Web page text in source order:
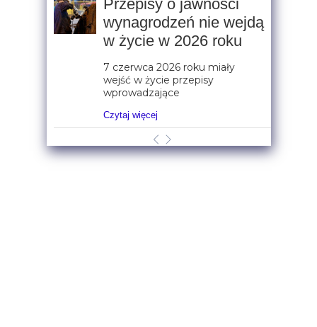
Przepisy o jawności
wynagrodzeń nie wejdą
w życie w 2026 roku
7 czerwca 2026 roku miały
wejść w życie przepisy
wprowadzające
Czytaj więcej